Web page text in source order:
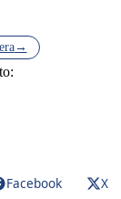
→
Facebook X